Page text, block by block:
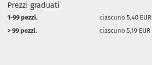
Prezzi graduati
1-99 pezzi.
ciascuno 5,40 EUR
> 99 pezzi.
ciascuno 5,19 EUR